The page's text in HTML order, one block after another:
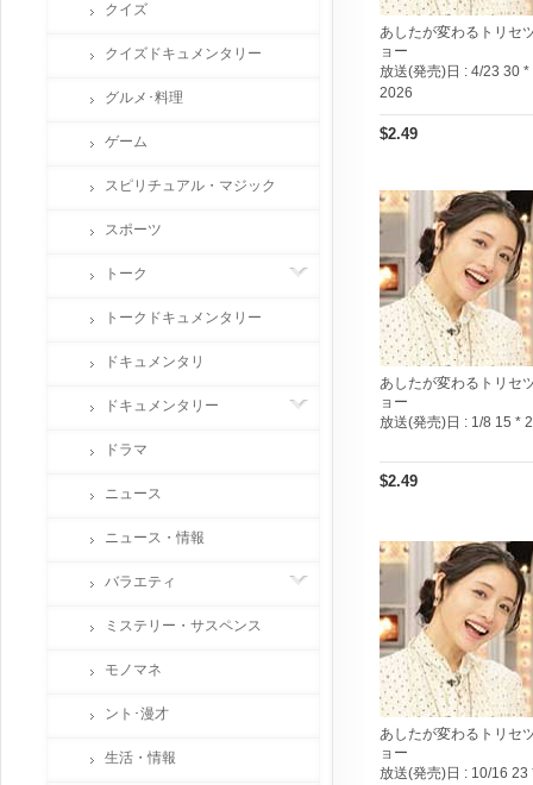
あしたが変わるトリセ
ョー
放送(発売)日 : 4/23 30 *
2026
$2.49
あしたが変わるトリセ
ョー
放送(発売)日 : 1/8 15 *
$2.49
あしたが変わるトリセ
ョー
放送(発売)日 : 10/16 23
クイズ
クイズドキュメンタリー
グルメ･料理
ゲーム
スピリチュアル・マジック
スポーツ
トーク
トークドキュメンタリー
ドキュメンタリ
ドキュメンタリー
ドラマ
ニュース
ニュース・情報
バラエティ
ミステリー・サスペンス
モノマネ
ント･漫才
生活・情報